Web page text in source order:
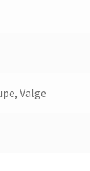
Valge